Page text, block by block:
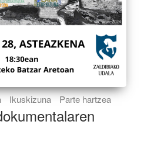
Ikuskizuna Parte hartzea